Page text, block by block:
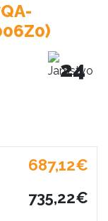
687,12€
735,22€
24